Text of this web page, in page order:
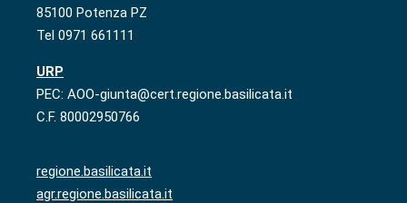
85100 Potenza PZ
Tel 0971 661111
URP
PEC: AOO-giunta@cert.regione.basilicata.it
C.F. 80002950766
regione.basilicata.it
agr.regione.basilicata.it